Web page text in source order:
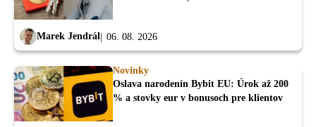
Marek Jendrál 06. 08. 2026
Novinky
Oslava narodenín Bybit EU: Úrok až 200
% a stovky eur v bonusoch pre klientov